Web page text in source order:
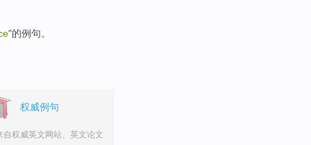
"的例句。
权威例句
自权威英文网站、英文论文